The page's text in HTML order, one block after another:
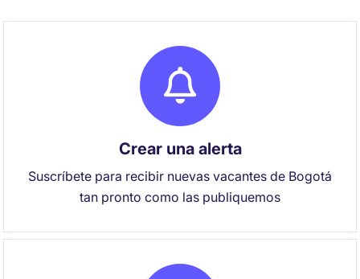
Crear una alerta
Suscríbete para recibir nuevas vacantes de Bogotá
tan pronto como las publiquemos